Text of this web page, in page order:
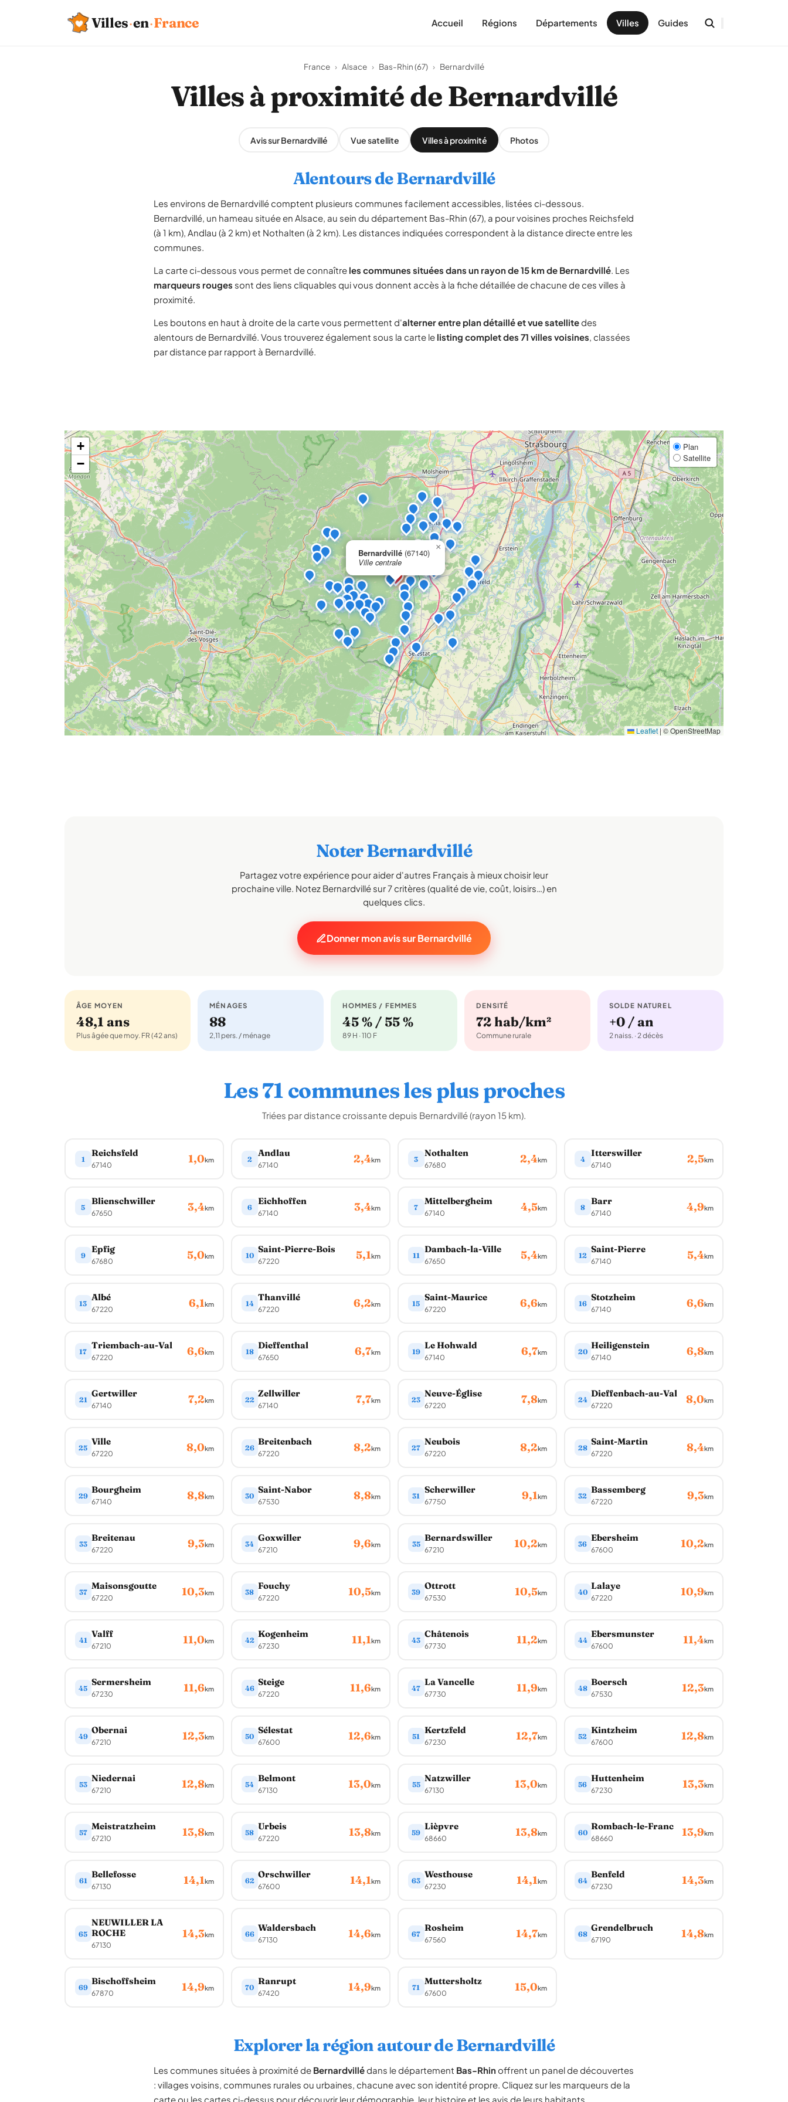
Villes·en·France Accueil Régions Départements Villes Guides
France › Alsace › Bas-Rhin (67) › Bernardvillé
Villes à proximité de Bernardvillé
Avis sur Bernardvillé Vue satellite Villes à proximité Photos
Alentours de Bernardvillé
Les environs de Bernardvillé comptent plusieurs communes facilement accessibles, listées ci-dessous.
Bernardvillé, un hameau située en Alsace, au sein du département Bas-Rhin (67), a pour voisines proches Reichsfeld
(à 1 km), Andlau (à 2 km) et Nothalten (à 2 km). Les distances indiquées correspondent à la distance directe entre les
communes.
La carte ci-dessous vous permet de connaître les communes situées dans un rayon de 15 km de Bernardvillé. Les
marqueurs rouges sont des liens cliquables qui vous donnent accès à la fiche détaillée de chacune de ces villes à
proximité.
Les boutons en haut à droite de la carte vous permettent d'alterner entre plan détaillé et vue satellitedes
alentours de Bernardvillé. Vous trouverez également sous la carte le listing complet des 71 villes voisines, classées
par distance par rapport à Bernardvillé.
Bernardvillé (67140)
Ville centrale
×
+
−
Plan
Satellite
Leaflet | © OpenStreetMap
Noter Bernardvillé
Partagez votre expérience pour aider d'autres Français à mieux choisir leur
prochaine ville. Notez Bernardvillé sur 7 critères (qualité de vie, coût, loisirs…) en
quelques clics.
Donner mon avis sur Bernardvillé
ÂGE MOYEN
48,1 ans
Plus âgée que moy. FR (42 ans)
MÉNAGES
88
2,11 pers. / ménage
HOMMES / FEMMES
45 % / 55 %
89 H · 110 F
DENSITÉ
72 hab/km²
Commune rurale
SOLDE NATUREL
+0 / an
2 naiss. · 2 décès
Les 71 communes les plus proches
Triées par distance croissante depuis Bernardvillé (rayon 15 km).
1
Reichsfeld
67140 1,0km 2
Andlau
67140 2,4km 3
Nothalten
67680 2,4km 4
Itterswiller
67140 2,5km
5
Blienschwiller
67650 3,4km 6
Eichhoffen
67140 3,4km 7
Mittelbergheim
67140 4,5km 8
Barr
67140 4,9km
9
Epfig
67680 5,0km 10
Saint-Pierre-Bois
67220 5,1km 11
Dambach-la-Ville
67650 5,4km 12
Saint-Pierre
67140 5,4km
13
Albé
67220 6,1km 14
Thanvillé
67220 6,2km 15
Saint-Maurice
67220 6,6km 16
Stotzheim
67140 6,6km
17
Triembach-au-Val
67220 6,6km 18
Dieffenthal
67650 6,7km 19
Le Hohwald
67140 6,7km 20
Heiligenstein
67140 6,8km
21
Gertwiller
67140 7,2km 22
Zellwiller
67140 7,7km 23
Neuve-Église
67220 7,8km 24
Dieffenbach-au-Val
67220 8,0km
25
Ville
67220 8,0km 26
Breitenbach
67220 8,2km 27
Neubois
67220 8,2km 28
Saint-Martin
67220 8,4km
29
Bourgheim
67140 8,8km 30
Saint-Nabor
67530 8,8km 31
Scherwiller
67750 9,1km 32
Bassemberg
67220 9,3km
33
Breitenau
67220 9,3km 34
Goxwiller
67210 9,6km 35
Bernardswiller
67210 10,2km 36
Ebersheim
67600 10,2km
37
Maisonsgoutte
67220 10,3km 38
Fouchy
67220 10,5km 39
Ottrott
67530 10,5km 40
Lalaye
67220 10,9km
41
Valff
67210 11,0km 42
Kogenheim
67230 11,1km 43
Châtenois
67730 11,2km 44
Ebersmunster
67600 11,4km
45
Sermersheim
67230 11,6km 46
Steige
67220 11,6km 47
La Vancelle
67730 11,9km 48
Boersch
67530 12,3km
49
Obernai
67210 12,3km 50
Sélestat
67600 12,6km 51
Kertzfeld
67230 12,7km 52
Kintzheim
67600 12,8km
53
Niedernai
67210 12,8km 54
Belmont
67130 13,0km 55
Natzwiller
67130 13,0km 56
Huttenheim
67230 13,3km
57
Meistratzheim
67210 13,8km 58
Urbeis
67220 13,8km 59
Lièpvre
68660 13,8km 60
Rombach-le-Franc
68660 13,9km
61
Bellefosse
67130 14,1km 62
Orschwiller
67600 14,1km 63
Westhouse
67230 14,1km 64
Benfeld
67230 14,3km
65
NEUWILLER LA
ROCHE
67130
14,3km 66
Waldersbach
67130 14,6km 67
Rosheim
67560 14,7km 68
Grendelbruch
67190 14,8km
69
Bischoffsheim
67870 14,9km 70
Ranrupt
67420 14,9km 71
Muttersholtz
67600 15,0km
Explorer la région autour de Bernardvillé
Les communes situées à proximité de Bernardvillédans le département Bas-Rhinoffrent un panel de découvertes
: villages voisins, communes rurales ou urbaines, chacune avec son identité propre. Cliquez sur les marqueurs de la
carte ou les cartes ci-dessus pour découvrir leur démographie, leur histoire et les avis de leurs habitants.